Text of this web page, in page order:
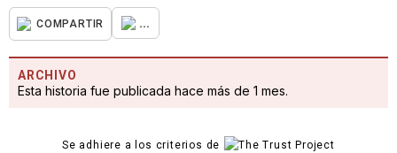
COMPARTIR ...
ARCHIVO
Esta historia fue publicada hace más de 1 mes.
Se adhiere a los criterios de